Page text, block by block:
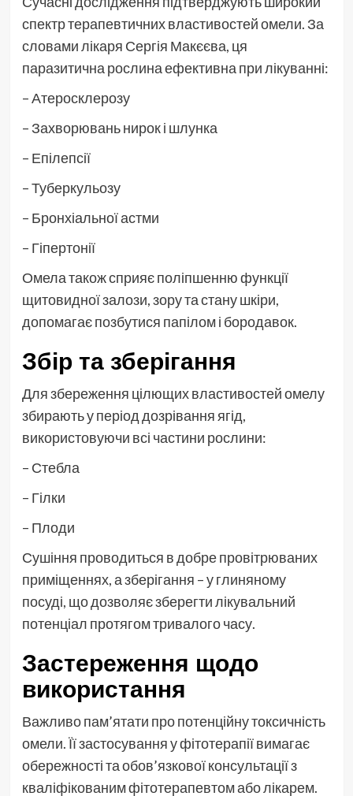
спектр терапевтичних властивостей омели. За
словами лікаря Сергія Макєєва, ця
паразитична рослина ефективна при лікуванні:
– Атеросклерозу
– Захворювань нирок і шлунка
– Епілепсії
– Туберкульозу
– Бронхіальної астми
– Гіпертонії
Омела також сприяє поліпшенню функції
щитовидної залози, зору та стану шкіри,
допомагає позбутися папілом і бородавок.
Збір та зберігання
Для збереження цілющих властивостей омелу
збирають у період дозрівання ягід,
використовуючи всі частини рослини:
– Стебла
– Гілки
– Плоди
Сушіння проводиться в добре провітрюваних
приміщеннях, а зберігання – у глиняному
посуді, що дозволяє зберегти лікувальний
потенціал протягом тривалого часу.
Застереження щодо
використання
Важливо пам’ятати про потенційну токсичність
омели. Її застосування у фітотерапії вимагає
обережності та обов’язкової консультації з
кваліфікованим фітотерапевтом або лікарем.